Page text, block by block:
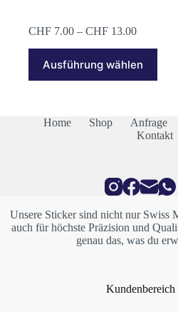
CHF 7.00 – CHF 13.00
CHF
Ausführung wählen
Produkt
weist
auf.
gewählt
werden
Home Shop Anfrage
Kontakt
Unsere Sticker sind nicht nur Swiss
auch für höchste Präzision und
genau das, was du
Kundenbereich